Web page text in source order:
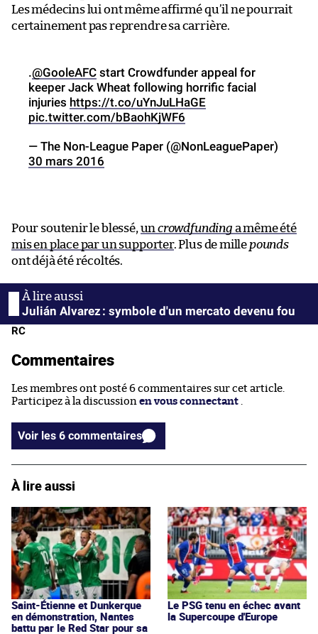
Les médecins lui ont même affirmé qu’il ne pourrait
certainement pas reprendre sa carrière.
.@GooleAFC start Crowdfunder appeal for
keeper Jack Wheat following horrific facial
injuries https://t.co/uYnJuLHaGE
pic.twitter.com/bBaohKjWF6
— The Non-League Paper (@NonLeaguePaper)
30 mars 2016
Pour soutenir le blessé, un crowdfunding a même été
mis en place par un supporter. Plus de mille pounds
ont déjà été récoltés.
Julián Alvarez : symbole d'un mercato devenu fou
RC
Commentaires
Les membres ont posté 6 commentaires sur cet article.
Participez à la discussion en vous connectant
Voir les 6 commentaires
À lire aussi
Saint-Étienne et Dunkerque
en démonstration, Nantes
battu par le Red Star pour sa
Le PSG tenu en échec avant
la Supercoupe d'Europe